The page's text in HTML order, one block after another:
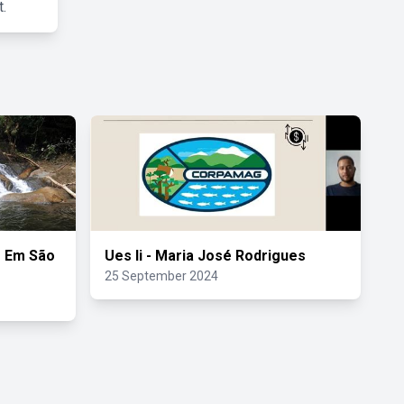
São Ues Ii - Maria José Rodrigues
25 September 2024